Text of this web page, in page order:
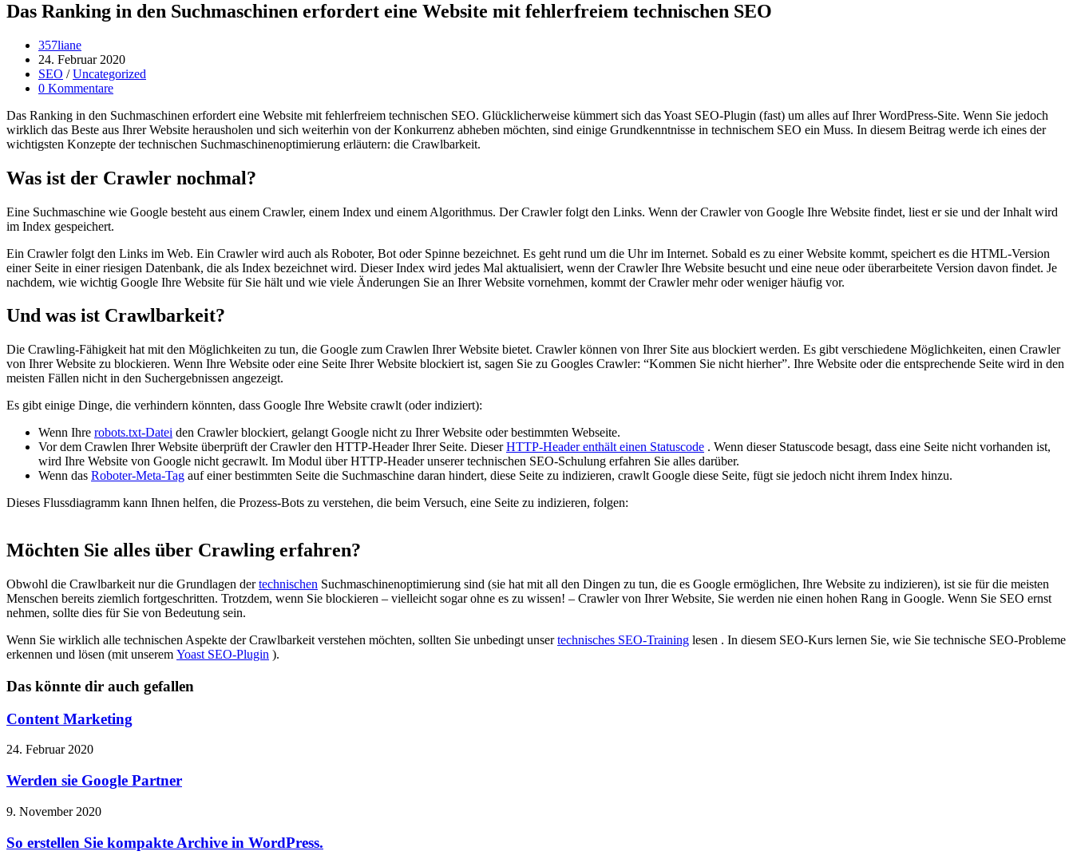
Das Ranking in den Suchmaschinen erfordert eine Website mit fehlerfreiem technischen SEO
Beitrags-
Autor:
357liane
Beitrag
veröffentlicht:
24. Februar 2020
Beitrags-
Kategorie:
SEO / Uncategorized
Beitrags-
0 Kommentare
Das Ranking in den Suchmaschinen erfordert eine Website mit fehlerfreiem technischen SEO. Glücklicherweise kümmert sich das Yoast SEO-Plugin (fast) um alles auf Ihrer WordPress-Site. Wenn Sie jedoch
wirklich das Beste aus Ihrer Website herausholen und sich weiterhin von der Konkurrenz abheben möchten, sind einige Grundkenntnisse in technischem SEO ein Muss. In diesem Beitrag werde ich eines der
wichtigsten Konzepte der technischen Suchmaschinenoptimierung erläutern: die Crawlbarkeit.
Was ist der Crawler nochmal?
Eine Suchmaschine wie Google besteht aus einem Crawler, einem Index und einem Algorithmus. Der Crawler folgt den Links. Wenn der Crawler von Google Ihre Website findet, liest er sie und der Inhalt wird
im Index gespeichert.
Ein Crawler folgt den Links im Web. Ein Crawler wird auch als Roboter, Bot oder Spinne bezeichnet. Es geht rund um die Uhr im Internet. Sobald es zu einer Website kommt, speichert es die HTML-Version
einer Seite in einer riesigen Datenbank, die als Index bezeichnet wird. Dieser Index wird jedes Mal aktualisiert, wenn der Crawler Ihre Website besucht und eine neue oder überarbeitete Version davon findet. Je
nachdem, wie wichtig Google Ihre Website für Sie hält und wie viele Änderungen Sie an Ihrer Website vornehmen, kommt der Crawler mehr oder weniger häufig vor.
Und was ist Crawlbarkeit?
Die Crawling-Fähigkeit hat mit den Möglichkeiten zu tun, die Google zum Crawlen Ihrer Website bietet. Crawler können von Ihrer Site aus blockiert werden. Es gibt verschiedene Möglichkeiten, einen Crawler
von Ihrer Website zu blockieren. Wenn Ihre Website oder eine Seite Ihrer Website blockiert ist, sagen Sie zu Googles Crawler: “Kommen Sie nicht hierher”. Ihre Website oder die entsprechende Seite wird in den
meisten Fällen nicht in den Suchergebnissen angezeigt.
Es gibt einige Dinge, die verhindern könnten, dass Google Ihre Website crawlt (oder indiziert):
Wenn Ihre robots.txt-Datei den Crawler blockiert, gelangt Google nicht zu Ihrer Website oder bestimmten Webseite.
Vor dem Crawlen Ihrer Website überprüft der Crawler den HTTP-Header Ihrer Seite. DieserHTTP-Header enthält einen Statuscode . Wenn dieser Statuscode besagt, dass eine Seite nicht vorhanden ist,
wird Ihre Website von Google nicht gecrawlt. Im Modul über HTTP-Header unserer technischen SEO-Schulung erfahren Sie alles darüber.
Wenn das Roboter-Meta-Tag auf einer bestimmten Seite die Suchmaschine daran hindert, diese Seite zu indizieren, crawlt Google diese Seite, fügt sie jedoch nicht ihrem Index hinzu.
Dieses Flussdiagramm kann Ihnen helfen, die Prozess-Bots zu verstehen, die beim Versuch, eine Seite zu indizieren, folgen:
Möchten Sie alles über Crawling erfahren?
Obwohl die Crawlbarkeit nur die Grundlagen dertechnischen Suchmaschinenoptimierung sind (sie hat mit all den Dingen zu tun, die es Google ermöglichen, Ihre Website zu indizieren), ist sie für die meisten
Menschen bereits ziemlich fortgeschritten. Trotzdem, wenn Sie blockieren – vielleicht sogar ohne es zu wissen! – Crawler von Ihrer Website, Sie werden nie einen hohen Rang in Google. Wenn Sie SEO ernst
nehmen, sollte dies für Sie von Bedeutung sein.
Wenn Sie wirklich alle technischen Aspekte der Crawlbarkeit verstehen möchten, sollten Sie unbedingt unsertechnisches SEO-Training lesen . In diesem SEO-Kurs lernen Sie, wie Sie technische SEO-Probleme
erkennen und lösen (mit unserem Yoast SEO-Plugin ).
Das könnte dir auch gefallen
Content Marketing
24. Februar 2020
Werden sie Google Partner
9. November 2020
So erstellen Sie kompakte Archive in WordPress.